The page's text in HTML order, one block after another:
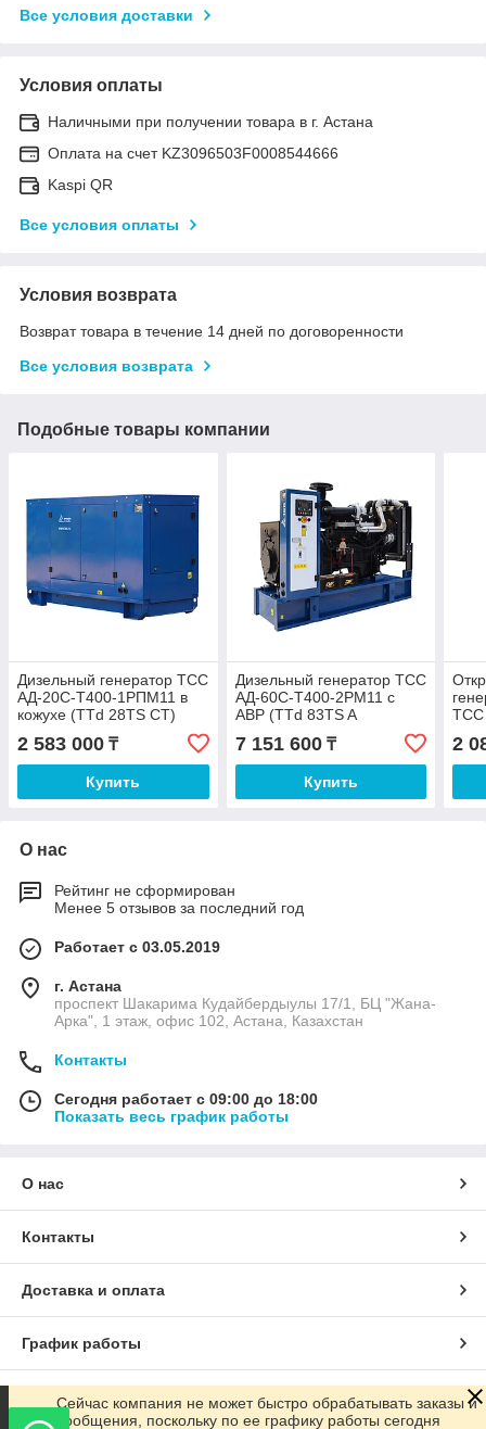
Все условия доставки
Условия оплаты
Наличными при получении товара в г. Астана
Оплата на счет KZ3096503F0008544666
Kaspi QR
Все условия оплаты
Условия возврата
Возврат товара в течение 14 дней по договоренности
Все условия возврата
Подобные товары компании
Дизельный генератор ТСС
АД-20С-Т400-1РПМ11 в
кожухе (TTd 28TS CT)
2 583 000 ₸
Купить
Дизельный генератор ТСС
АД-60С-Т400-2РМ11 c
АВР (TTd 83TS A
7 151 600₸
Купить
ТСС
2
О нас
Рейтинг не сформирован
Менее 5 отзывов за последний год
Работает с 03.05.2019
г. Астана
проспект Шакарима Кудайбердыулы 17/1, БЦ "Жана-
Арка", 1 этаж, офис 102, Астана, Казахстан
Контакты
Сегодня работает с 09:00 до 18:00
Показать весь график работы
О нас
Контакты
Доставка и оплата
График работы
Полная версия сайта
Сейчас компания не может быстро обрабатывать заказы и
сообщения, поскольку по ее графику работы сегодня